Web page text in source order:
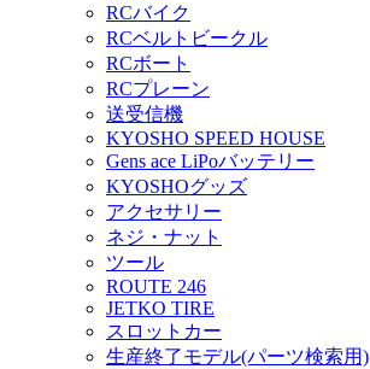
RCバイク
RCベルトビークル
RCボート
RCプレーン
送受信機
KYOSHO SPEED HOUSE
Gens ace LiPoバッテリー
KYOSHOグッズ
アクセサリー
ネジ・ナット
ツール
ROUTE 246
JETKO TIRE
スロットカー
生産終了モデル(パーツ検索用)